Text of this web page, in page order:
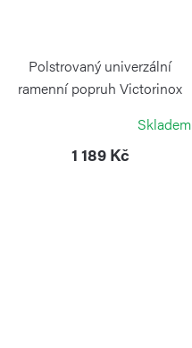
Polstrovaný univerzální
ramenní popruh Victorinox
Skladem
1 189 Kč